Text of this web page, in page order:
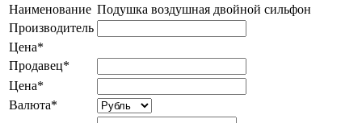
Наименование Подушка воздушная двойной сильфон
Производитель
Цена*
Продавец*
Цена*
Валюта*